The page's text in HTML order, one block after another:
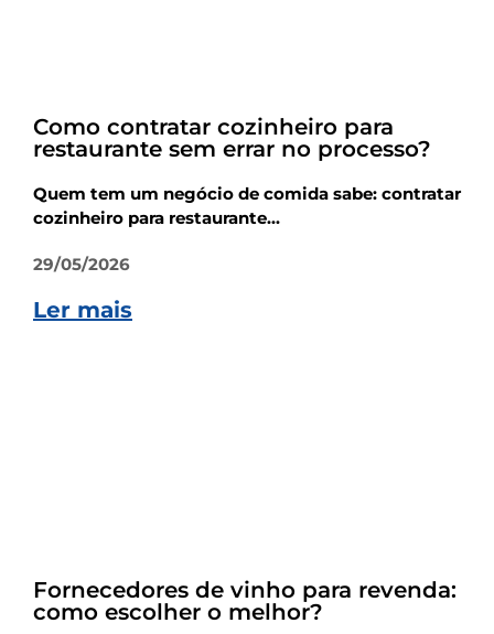
Como contratar cozinheiro para
restaurante sem errar no processo?
Quem tem um negócio de comida sabe: contratar
cozinheiro para restaurante...
29/05/2026
Ler mais
Fornecedores de vinho para revenda:
como escolher o melhor?